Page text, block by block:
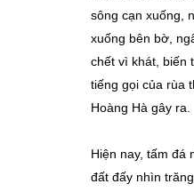
sông cạn xuống,
xuống bên bờ,
chết vì khát, biến
tiếng gọi của rùa
Hoàng Hà gây ra.
Hiện nay, tấm đá
đất đấy nhìn